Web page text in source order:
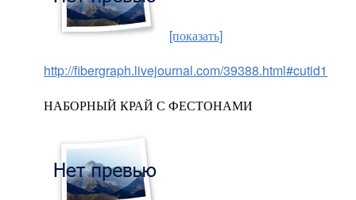
[показать]
http://fibergraph.livejournal.com/39388.html#cutid1
НАБОРНЫЙ КРАЙ С ФЕСТОНАМИ